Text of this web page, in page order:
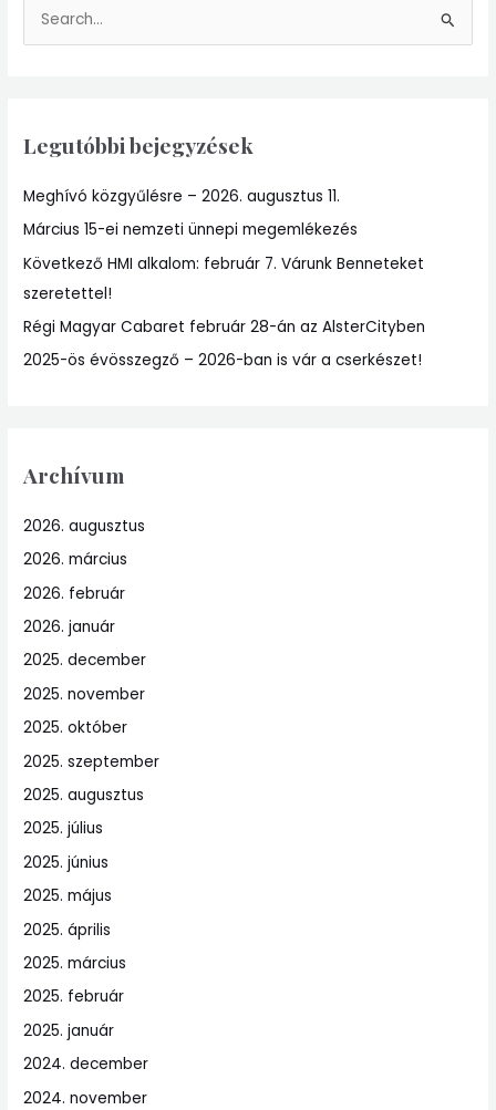
c
f
o
r
:
Legutóbbi bejegyzések
Meghívó közgyűlésre – 2026. augusztus 11.
Március 15-ei nemzeti ünnepi megemlékezés
Következő HMI alkalom: február 7. Várunk Benneteket
szeretettel!
Régi Magyar Cabaret február 28-án az AlsterCityben
2025-ös évösszegző – 2026-ban is vár a cserkészet!
Archívum
2026. augusztus
2026. március
2026. február
2026. január
2025. december
2025. november
2025. október
2025. szeptember
2025. augusztus
2025. július
2025. június
2025. május
2025. április
2025. március
2025. február
2025. január
2024. december
2024. november